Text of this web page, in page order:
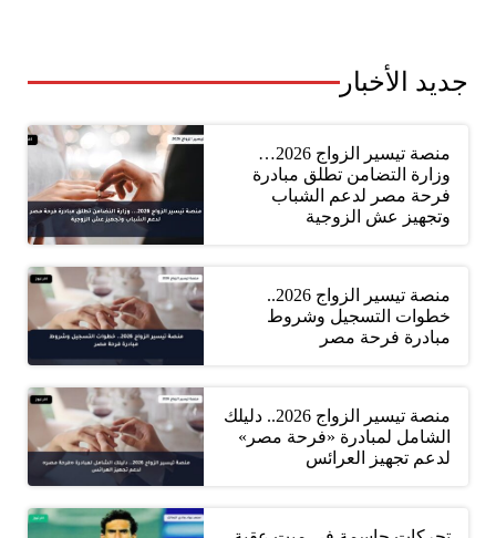
جديد الأخبار
منصة تيسير الزواج 2026…
وزارة التضامن تطلق مبادرة
فرحة مصر لدعم الشباب
وتجهيز عش الزوجية
منصة تيسير الزواج 2026..
خطوات التسجيل وشروط
مبادرة فرحة مصر
منصة تيسير الزواج 2026.. دليلك
الشامل لمبادرة «فرحة مصر»
لدعم تجهيز العرائس